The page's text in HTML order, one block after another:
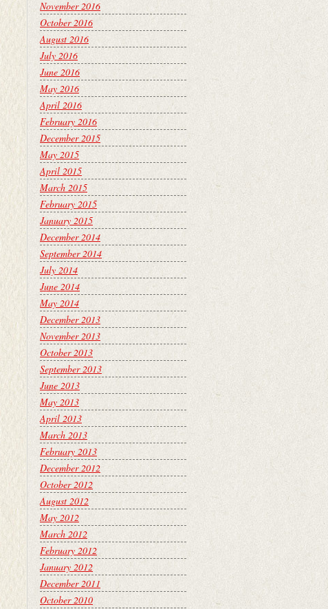
November 2016
October 2016
August 2016
July 2016
June 2016
May 2016
April 2016
February 2016
December 2015
May 2015
April 2015
March 2015
February 2015
January 2015
December 2014
September 2014
July 2014
June 2014
May 2014
December 2013
November 2013
October 2013
September 2013
June 2013
May 2013
April 2013
March 2013
February 2013
December 2012
October 2012
August 2012
May 2012
March 2012
February 2012
January 2012
December 2011
October 2010